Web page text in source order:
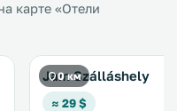
карте «Отели
0 км
Jam Szálláshely
≈ 29 $